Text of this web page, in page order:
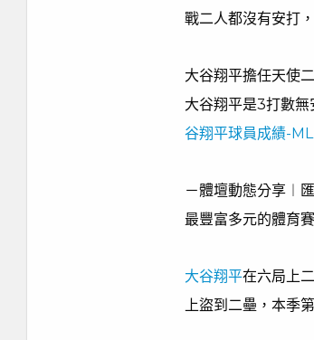
戰二人都沒有安打
大谷翔平擔任天使
大谷翔平是3打數
谷翔平球員成績-
－體壇動態分享︱
最豐富多元的體育
大谷翔平在六局上
上盜到二壘，本季